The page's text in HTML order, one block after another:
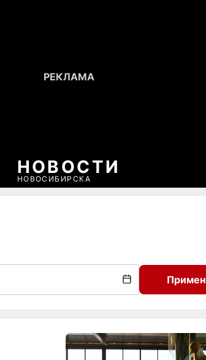
НОВОСТИ
НОВОСИБИРСКА